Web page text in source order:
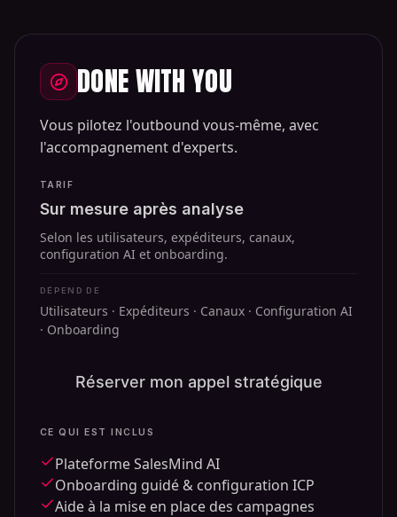
DONE WITH YOU
Vous pilotez l'outbound vous-même, avec
l'accompagnement d'experts.
TARIF
Sur mesure après analyse
Selon les utilisateurs, expéditeurs, canaux,
configuration AI et onboarding.
DÉPEND DE
Utilisateurs · Expéditeurs · Canaux · Configuration AI
· Onboarding
Réserver mon appel stratégique
CE QUI EST INCLUS
Plateforme SalesMind AI
Onboarding guidé & configuration ICP
Aide à la mise en place des campagnes